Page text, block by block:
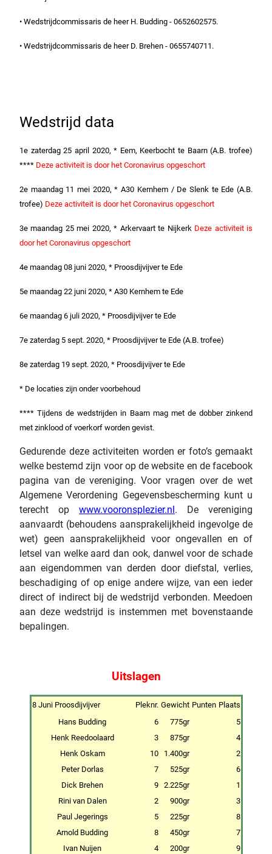
• Wedstrijdcommissaris de heer H. Budding - 0652602575.
• Wedstrijdcommissaris de heer D. Brehen - 0655740711.
Wedstrijd data
1e zaterdag 25 april 2020, * Eem, Keerbocht te Baarn (A.B. trofee)
**** Deze activiteit is door het Coronavirus opgeschort
2e maandag 11 mei 2020, * A30 Kernhem / De Slenk te Ede (A.B.
trofee) Deze activiteit is door het Coronavirus opgeschort
3e maandag 25 mei 2020, * Arkervaart te Nijkerk Deze activiteit is
door het Coronavirus opgeschort
4e maandag 08 juni 2020, * Proosdijvijver te Ede
5e maandag 22 juni 2020, * A30 Kernhem te Ede
6e maandag 6 juli 2020, * Proosdijvijver te Ede
7e zaterdag 5 sept. 2020, * Proosdijvijver te Ede (A.B. trofee)
8e zaterdag 19 sept. 2020, * Proosdijvijver te Ede
* De locaties zijn onder voorbehoud
**** Tijdens de wedstrijden in Baarn mag met de dobber zinkend
met zinklood of voerkorf worden gevist.
Gedurende deze activiteiten worden er foto’s gemaakt
welke bestemd zijn voor op de website en de facebook
pagina van de vereniging. Voor vragen over de wet
Algemene Verordening Gegevensbescherming kunt u
terecht op
www.vooronsplezier.nl. De vereniging
aanvaardt (behoudens aansprakelijkheid ingevolge de
wet) geen aansprakelijkheid voor ongevallen en of
letsel van welke aard dan ook, danwel voor de schade
aan eigendommen van derden door diefstal, verlies,
beschadiging of op enige andere wijze, van een ieder
direct of indirect bij de wedstrijd verbonden. Meedoen
aan deze wedstrijd is instemmen met bovenstaande
bepalingen.
Uitslagen
8 Juni Proosdijvijver Pleknr. Gewicht Punten Plaats
Hans Budding
6 775gr
5
Henk Reedoolaard
3 875gr
4
Henk Oskam
10 1.400gr
2
Peter Dorlas
7 525gr
6
Dick Brehen
9 2.225gr
1
Rini van Dalen
2 900gr
3
Paul Jegerings
5 225gr
8
Arnold Budding
8 450gr
7
Ivan Nuijen
4 200gr 9